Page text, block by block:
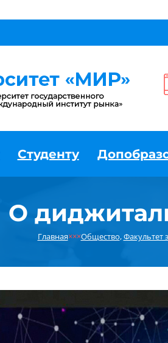
Студенту
О
Главная×××Общество,Факультет